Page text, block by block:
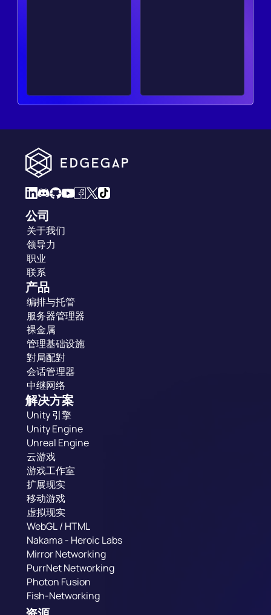
公司
关于我们
领导力
职业
联系
产品
编排与托管
服务器管理器
裸金属
管理基础设施
對局配對
会话管理器
中继网络
解决方案
Unity 引擎
Unity Engine
Unreal Engine
云游戏
游戏工作室
扩展现实
移动游戏
虚拟现实
WebGL / HTML
Nakama - Heroic Labs
Mirror Networking
PurrNet Networking
Photon Fusion
Fish-Networking